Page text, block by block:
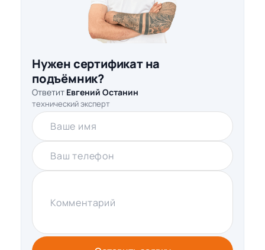
Нужен сертификат на
подъёмник?
Ответит Евгений Останин
технический эксперт
Ваше имя
Ваш телефон
Комментарий